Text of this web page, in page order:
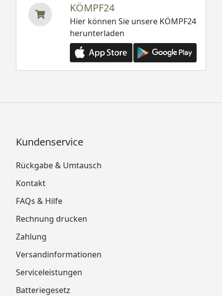
KÖMPF24
Hier können Sie unsere KÖMPF24
herunterladen
Kundenservice
Rückgabe & Umtausch
Kontakt
FAQs & Hilfe
Rechnung drucken
Zahlung
Versandinformationen
Serviceleistungen
Batteriegesetz